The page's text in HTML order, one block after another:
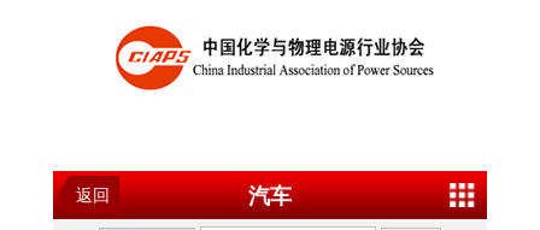
返回 汽车